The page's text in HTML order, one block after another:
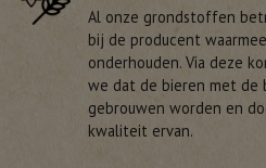
Al onze grondstoffen
bij de producent
onderhouden. Via deze
we dat de bieren met
gebrouwen worden en
kwaliteit ervan.